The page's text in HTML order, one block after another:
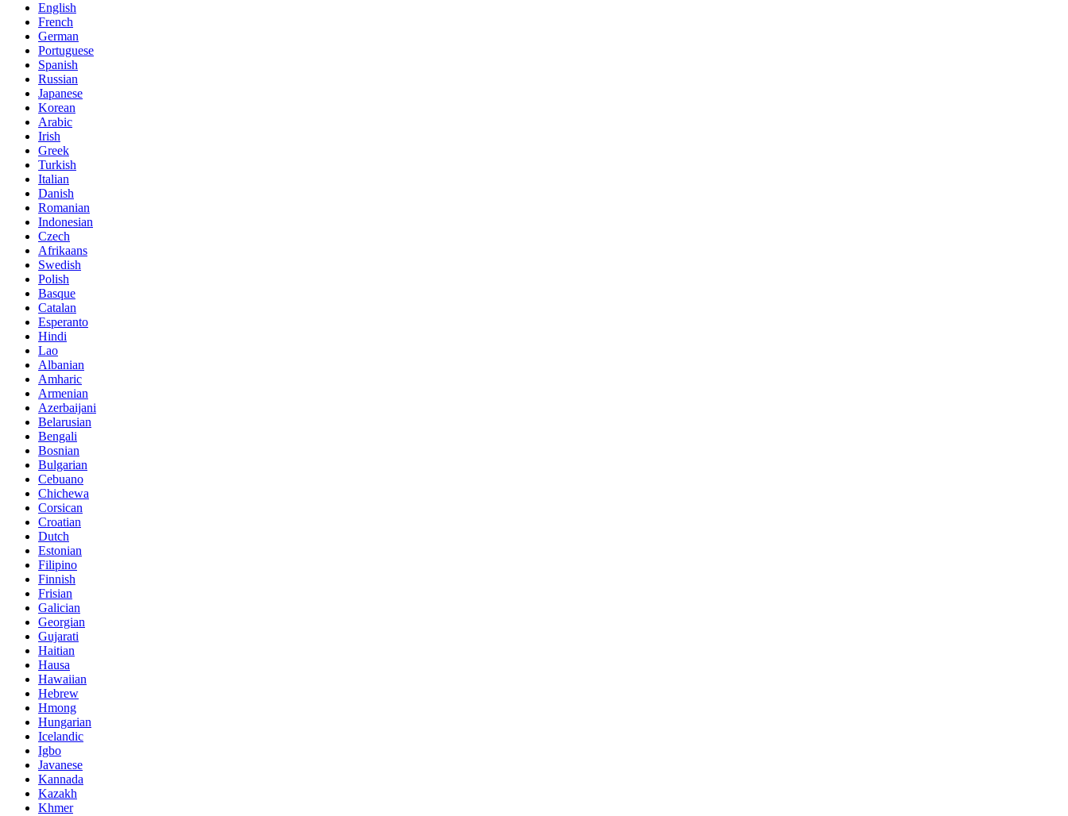
English
French
German
Portuguese
Spanish
Russian
Japanese
Korean
Arabic
Irish
Greek
Turkish
Italian
Danish
Romanian
Indonesian
Czech
Afrikaans
Swedish
Polish
Basque
Catalan
Esperanto
Hindi
Lao
Albanian
Amharic
Armenian
Azerbaijani
Belarusian
Bengali
Bosnian
Bulgarian
Cebuano
Chichewa
Corsican
Croatian
Dutch
Estonian
Filipino
Finnish
Frisian
Galician
Georgian
Gujarati
Haitian
Hausa
Hawaiian
Hebrew
Hmong
Hungarian
Icelandic
Igbo
Javanese
Kannada
Kazakh
Khmer